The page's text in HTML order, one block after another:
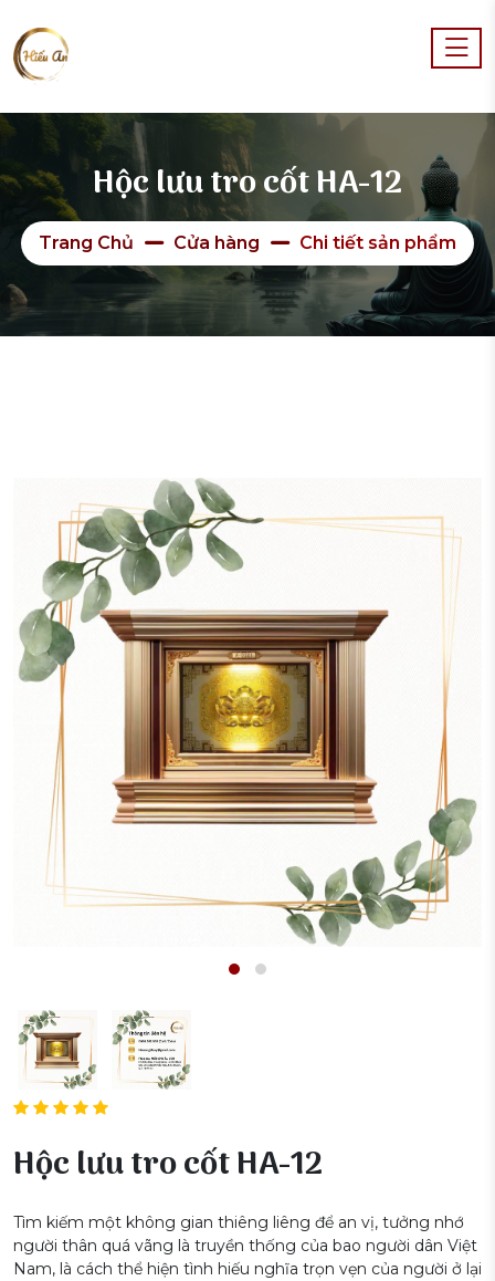
Hộc lưu tro cốt HA-12
Trang Chủ Cửa hàng Chi tiết sản phẩm
Hộc lưu tro cốt HA-12
Tìm kiếm một không gian thiêng liêng để an vị, tưởng nhớ
người thân quá vãng là truyền thống của bao người dân Việt
Nam, là cách thể hiện tình hiếu nghĩa trọn vẹn của người ở lại